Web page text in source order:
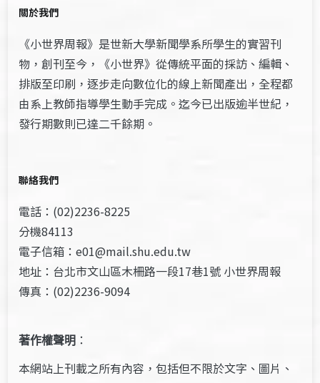
關於我們
《小世界周報》是世新大學新聞學系所學生的實習刊
物，創刊至今，《小世界》從傳統平面的採訪、編輯、
排版至印刷，逐步走向數位化的線上新聞產出，全程都
由系上教師指導學生動手完成。迄今已出版逾半世紀，
發行期數則已達二千餘期。
聯絡我們
電話：(02)2236-8225
分機84113
電子信箱：e01@mail.shu.edu.tw
地址：台北市文山區木柵路一段17巷1號 小世界周報
傳真：(02)2236-9094
著作權聲明 ：
本網站上刊載之所有內容，包括但不限於文字、圖片、